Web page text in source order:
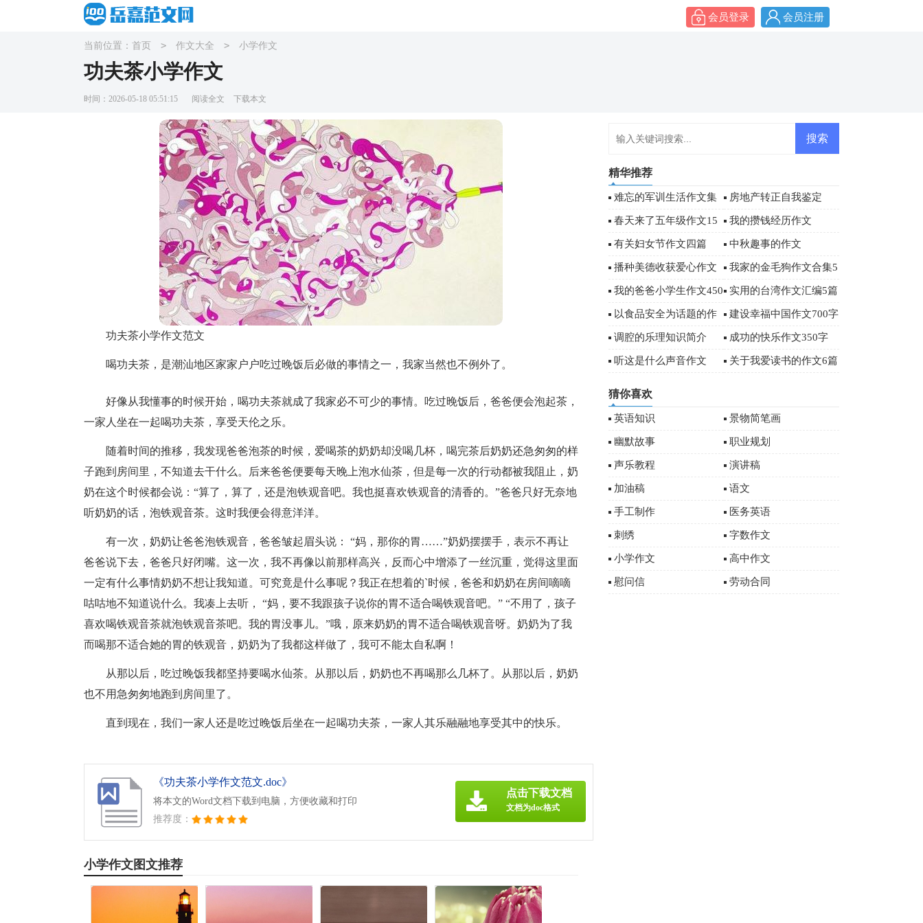
会员登录 会员注册
当前位置： 首页 > 作文大全 > 小学作文
功夫茶小学作文
时间：2026-05-18 05:51:15 阅读全文 下载本文
功夫茶小学作文范文
喝功夫茶，是潮汕地区家家户户吃过晚饭后必做的事情之一，我家当然也不例外了。
好像从我懂事的时候开始，喝功夫茶就成了我家必不可少的事情。吃过晚饭后，爸爸便会泡起茶，
一家人坐在一起喝功夫茶，享受天伦之乐。
随着时间的推移，我发现爸爸泡茶的时候，爱喝茶的奶奶却没喝几杯，喝完茶后奶奶还急匆匆的样
子跑到房间里，不知道去干什么。后来爸爸便要每天晚上泡水仙茶，但是每一次的行动都被我阻止，奶
奶在这个时候都会说：“算了，算了，还是泡铁观音吧。我也挺喜欢铁观音的清香的。”爸爸只好无奈地
听奶奶的话，泡铁观音茶。这时我便会得意洋洋。
有一次，奶奶让爸爸泡铁观音，爸爸皱起眉头说： “妈，那你的胃……”奶奶摆摆手，表示不再让
爸爸说下去，爸爸只好闭嘴。这一次，我不再像以前那样高兴，反而心中增添了一丝沉重，觉得这里面
一定有什么事情奶奶不想让我知道。可究竟是什么事呢？我正在想着的`时候，爸爸和奶奶在房间嘀嘀
咕咕地不知道说什么。我凑上去听， “妈，要不我跟孩子说你的胃不适合喝铁观音吧。” “不用了，孩子
喜欢喝铁观音茶就泡铁观音茶吧。我的胃没事儿。”哦，原来奶奶的胃不适合喝铁观音呀。奶奶为了我
而喝那不适合她的胃的铁观音，奶奶为了我都这样做了，我可不能太自私啊！
从那以后，吃过晚饭我都坚持要喝水仙茶。从那以后，奶奶也不再喝那么几杯了。从那以后，奶奶
也不用急匆匆地跑到房间里了。
直到现在，我们一家人还是吃过晚饭后坐在一起喝功夫茶，一家人其乐融融地享受其中的快乐。
《功夫茶小学作文范文.doc》
将本文的Word文档下载到电脑，方便收藏和打印
推荐度：
点击下载文档
文档为doc格式
小学作文图文推荐
精华推荐
难忘的军训生活作文集
合6篇
房地产转正自我鉴定
春天来了五年级作文15
篇
我的攒钱经历作文
有关妇女节作文四篇 中秋趣事的作文
播种美德收获爱心作文 我家的金毛狗作文合集5
篇
我的爸爸小学生作文450
字
实用的台湾作文汇编5篇
以食品安全为话题的作
文
建设幸福中国作文700字
调腔的乐理知识简介 成功的快乐作文350字
听这是什么声音作文 关于我爱读书的作文6篇
猜你喜欢
英语知识 景物简笔画
幽默故事 职业规划
声乐教程 演讲稿
加油稿 语文
手工制作 医务英语
刺绣 字数作文
小学作文 高中作文
慰问信 劳动合同